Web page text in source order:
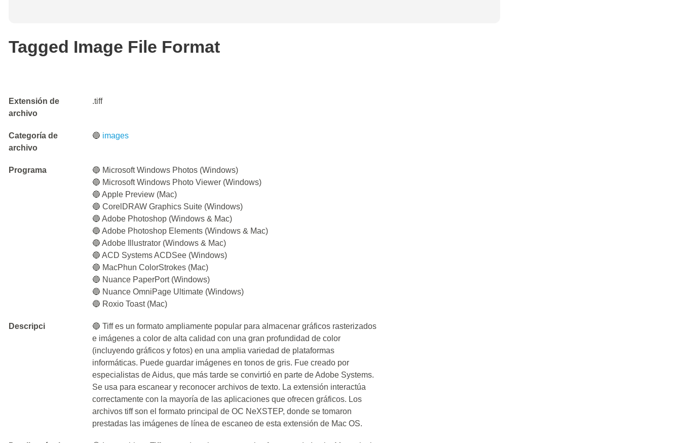
Tagged Image File Format
Extensión de
archivo
.tiff
Categoría de
archivo
🔵 images
Programa
🔵 Microsoft Windows Photos (Windows)
🔵 Microsoft Windows Photo Viewer (Windows)
🔵 Apple Preview (Mac)
🔵 CorelDRAW Graphics Suite (Windows)
🔵 Adobe Photoshop (Windows & Mac)
🔵 Adobe Photoshop Elements (Windows & Mac)
🔵 Adobe Illustrator (Windows & Mac)
🔵 ACD Systems ACDSee (Windows)
🔵 MacPhun ColorStrokes (Mac)
🔵 Nuance PaperPort (Windows)
🔵 Nuance OmniPage Ultimate (Windows)
🔵 Roxio Toast (Mac)
Descripci
🔵 Tiff es un formato ampliamente popular para almacenar gráficos rasterizados
e imágenes a color de alta calidad con una gran profundidad de color
(incluyendo gráficos y fotos) en una amplia variedad de plataformas
informáticas. Puede guardar imágenes en tonos de gris. Fue creado por
especialistas de Aidus, que más tarde se convirtió en parte de Adobe Systems.
Se usa para escanear y reconocer archivos de texto. La extensión interactúa
correctamente con la mayoría de las aplicaciones que ofrecen gráficos. Los
archivos tiff son el formato principal de ОС NeXSTEP, donde se tomaron
prestadas las imágenes de línea de escaneo de esta extensión de Mac OS.